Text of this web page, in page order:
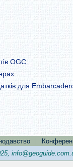
OGC
для
|